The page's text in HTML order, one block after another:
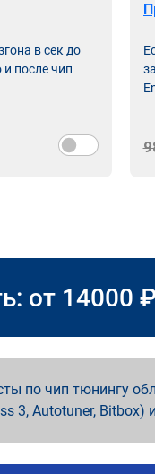
в сек до
после чип
от 14000
по чип тюнингу
3, Autotuner, Bitbox)